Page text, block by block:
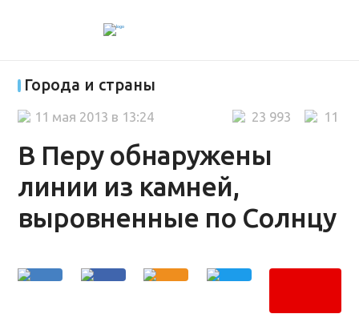
Города и страны
В Перу обнаружены
линии из камней,
выровненные по Солнцу
11
23 993
11 мая 2013 в 13:24